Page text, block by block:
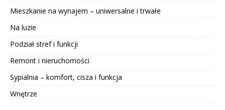
Mieszkanie na wynajem – uniwersalne i trwałe
Na luzie
Podział stref i funkcji
Remont i nieruchomości
Sypialnia – komfort, cisza i funkcja
Wnętrze